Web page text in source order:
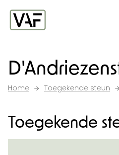
Ga verder naar de inhoud
Home Toegekende steun
Toegekende